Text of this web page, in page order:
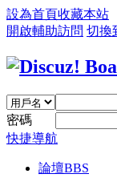
設為首頁收藏本站
開啟輔助訪問 切換
密碼
快捷導航
論壇BBS